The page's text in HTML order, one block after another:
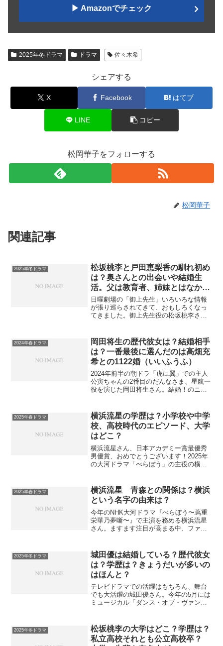
▶︎ Amazonでチェック
2025年冬ドラマ ドラマ 佐々木希
シェアする
X Facebook はてブ
LINE コピー
松岡華子をフォローする
松岡華子
関連記事
2025年冬ドラマ
松坂桃李と戸田恵梨香の馴れ初め
は？奥さんとの出会いや結婚生
活。父は教育者、姉妹とはなかよ
し
日曜劇場の「御上先生」いろいろな情報
が張り巡らされてきて、おもしろくなっ
てきました。御上先生役の松坂桃李さん
なりますね！この記事では松坂桃李さん
の結婚生活やお子さん、父...
2024年春ドラマ
岡田将生の歴代彼女は？結婚相手
は？一番最後に選んだのは高畑充
希との1122婚（いいふうふ）
2024年前半の朝ドラ「虎に翼」での主人
公寅ちゃんの2番目のだんなさま、星航一
役を演じた岡田将生さん。結婚！のニュ
ル。。。今までにもいろいろなウワサが
あった岡田さんの今までの...
2025年春ドラマ
横浜流星の学歴は？小学校や中学
校、高校時代のエピソード、大学
はどこ？
横浜流星さん、日本アカデミー賞最優秀
男優賞、おめでとうございます！2025年
の大河ドラマ「べらぼう」の主役の横浜
ね。俳優・横浜流星さんはどんな学生時
代を送ってきて、今が...
2025年春ドラマ
横浜流星 青森との関係は？横浜
という名字の由来は？
今年のNHK大河ドラマ『べらぼう〜蔦重
栄華乃夢噺〜』で主演を務める横浜流星
さん。ますます注目が高まる中、ファン
んなルーツを持っているのか、彼の名字
「横浜」や、青森との...
2025年冬ドラマ
城田優は結婚している？歴代彼女
は？学歴は？きょうだいが多いの
はほんと？
テレビドラマでの活躍はもちろん、舞台
でも大活躍の城田優さん。今年の5月には
ミュージカル「ダンス・オブ・ヴァンパ
ごい！背も高くかっこいい城田優さんは
結婚しているのでしょう...
2025年冬ドラマ
松坂桃李の大学はどこ？学歴は？
私立高校それとも公立高校卒？